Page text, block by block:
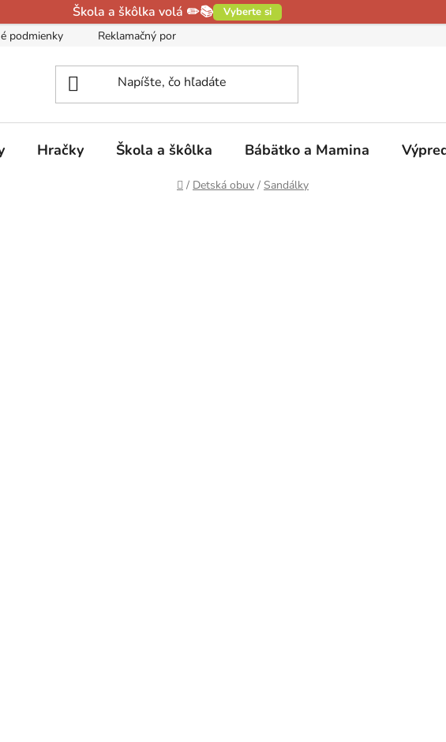
Škola a škôlka volá ✏️📚 Vyberte si
podmienky Reklamačný poriadok
Hračky Škola a škôlka Bábätko a Mamina
Domov
/ Detská obuv / Sandálky